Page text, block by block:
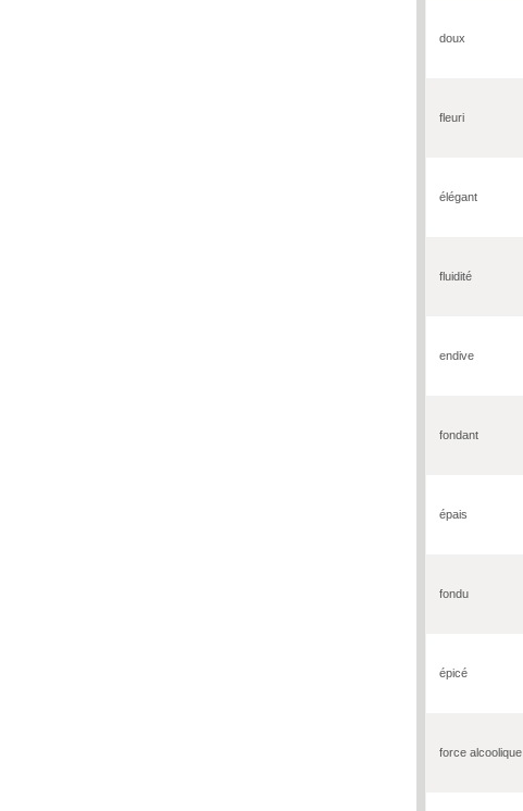
doux
fleuri
élégant
fluidité
endive
fondant
épais
fondu
épicé
force alcoolique